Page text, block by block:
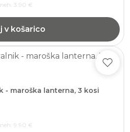
3.90 €
v košarico
- maroška lanterna, 3 kosi
9.90 €